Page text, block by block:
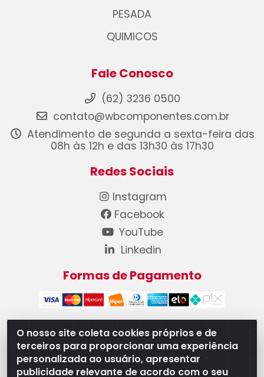
O nosso site coleta cookies próprios e de
terceiros para proporcionar uma experiência
personalizada ao usuário, apresentar
publicidade relevante de acordo com o seu
PESADA
QUIMICOS
Fale Conosco
(62) 3236 0500
contato@wbcomponentes.com.br
Atendimento de segunda a sexta-feira das
08h às 12h e das 13h30 às 17h30
Redes Sociais
Instagram
Facebook
YouTube
Linkedin
Formas de Pagamento
WB Componentes Automotivos LTDA - CNPJ
08.528.393/0001-12 - Rua do Níquel, 667 - Parque
Oeste Industrial, Goiânia/GO - CEP 74375-660